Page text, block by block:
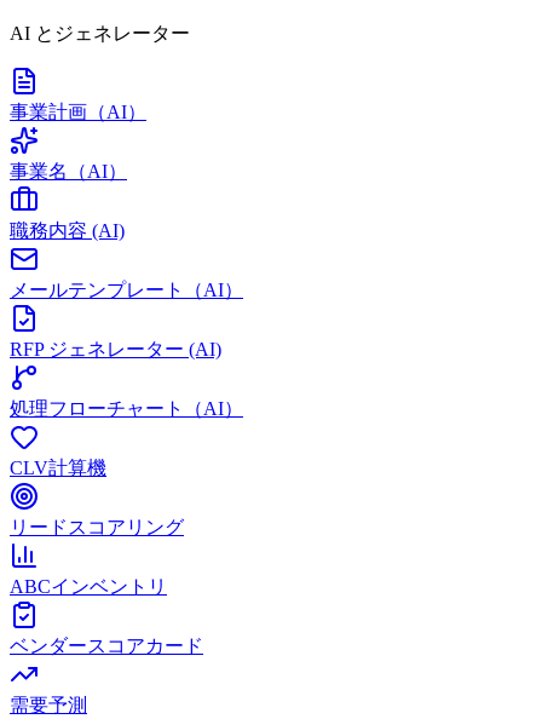
AI とジェネレーター
事業計画（AI）
事業名（AI）
職務内容 (AI)
メールテンプレート（AI）
RFP ジェネレーター (AI)
処理フローチャート（AI）
CLV計算機
リードスコアリング
ABCインベントリ
ベンダースコアカード
需要予測